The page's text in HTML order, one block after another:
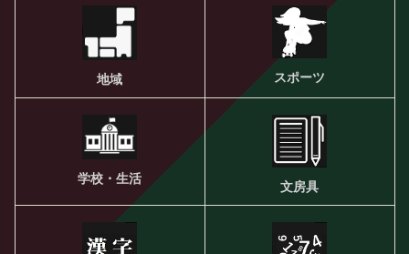
地域 スポーツ
学校・生活
文房具